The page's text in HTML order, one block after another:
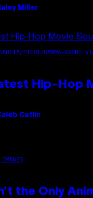
Miller
PICOT/GAMMA-RAPHO
Hip-Hop
Catlin
the Only